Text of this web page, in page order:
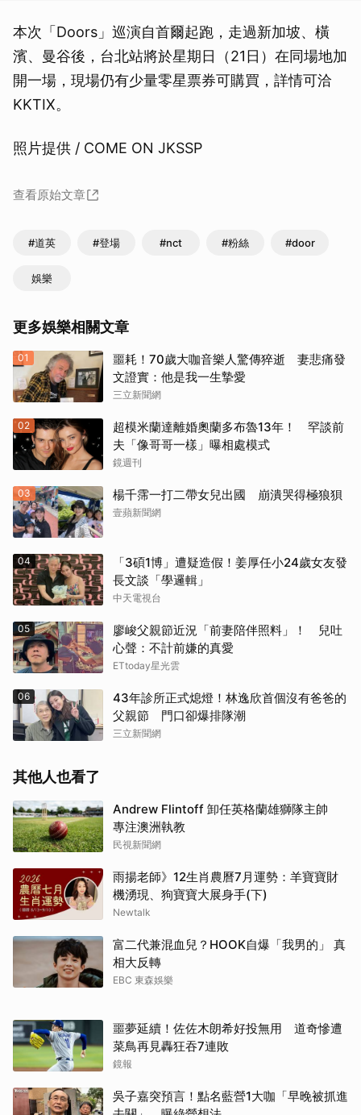
本次「Doors」巡演自首爾起跑，走過新加坡、橫
濱、曼谷後，台北站將於星期日（21日）在同場地加
開一場，現場仍有少量零星票券可購買，詳情可洽
KKTIX。
照片提供 / COME ON JKSSP
查看原始文章
#道英 #登場 #nct #粉絲 #door
娛樂
更多娛樂相關文章
01
噩耗！70歲大咖音樂人驚傳猝逝 妻悲痛發
文證實：他是我一生摯愛
三立新聞網
02
超模米蘭達離婚奧蘭多布魯13年！ 罕談前
夫「像哥哥一樣」曝相處模式
鏡週刊
03 楊千霈一打二帶女兒出國 崩潰哭得極狼狽
壹蘋新聞網
04
「3碩1博」遭疑造假！姜厚任小24歲女友發
長文談「學邏輯」
中天電視台
05
廖峻父親節近況「前妻陪伴照料」！ 兒吐
心聲：不計前嫌的真愛
ETtoday星光雲
06
43年診所正式熄燈！林逸欣首個沒有爸爸的
父親節 門口卻爆排隊潮
三立新聞網
其他人也看了
Andrew Flintoff 卸任英格蘭雄獅隊主帥
專注澳洲執教
民視新聞網
雨揚老師》12生肖農曆7月運勢：羊寶寶財
機湧現、狗寶寶大展身手(下)
Newtalk
富二代兼混血兒？HOOK自爆「我男的」 真
相大反轉
EBC 東森娛樂
噩夢延續！佐佐木朗希好投無用 道奇慘遭
菜鳥再見轟狂吞7連敗
鏡報
吳子嘉突預言！點名藍營1大咖「早晚被抓進